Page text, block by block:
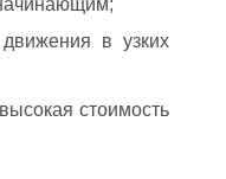
в узких
стоимость